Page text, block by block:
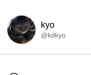
kyo
@kdkyo